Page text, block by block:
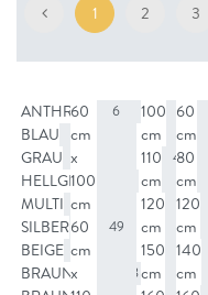
1 2 3
ANTHRAZIT 3
BLAU 5
GRAU 14
HELLGRAU
MULTI 2
SILBER 4
BEIGE 8
BRAUNGRAU 8
60
cm
x
100
cm
6
60
cm
x
49
100
cm
6
110
cm
49
120
cm
4
150
cm
68
60
cm
80
cm
120
cm
140
cm